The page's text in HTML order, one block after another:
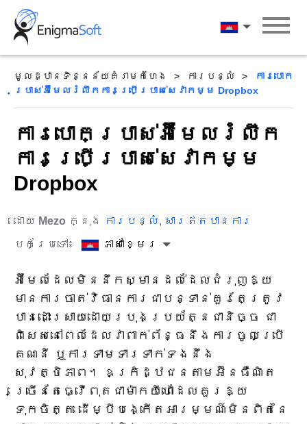
Skip
content
ភាសាខ្មែរ
មូលដ្ឋានទិន្នន័យគំរាមកំហែង ការបន្លំ
ការបោក
ប្រាស់អ៊ីមែលរំលឹកការប្រើប្រាស់សេវាកម្ម Dropbox
ការបោកប្រាស់អ៊ីមែលរំលឹក
ការប្រើប្រាស់សេវាកម្ម
Dropbox
ដោយ Mezo ក្នុង ការបន្លំ, សារឥតបានការ
បកប្រែទៅ៖
ភាសាខ្មែរ
អ៊ីមែលដែលមិននឹកស្មានដល់ដែលជំរុញឱ្យ
មានការចាត់វិធានការជាបន្ទាន់គួរតែត្រូវ
បានដោះស្រាយដោយប្រុងប្រយ័ត្នជានិច្ច ជា
ពិសេសនៅពេលដែលវាពាក់ព័ន្ធនឹងការចូលប្រើ
គណនី ឬការទាមទារទាក់ទងនឹង
សុវត្ថិភាព។ ឧក្រិដ្ឋជនតាមអ៊ីនធឺណិត
ច្រើនតែធ្វើពុតជាម៉ាកយីហោដែលគួរឱ្យ
ទុកចិត្ត ដើម្បីបង្កើតអារម្មណ៍មិនពិតនៃ